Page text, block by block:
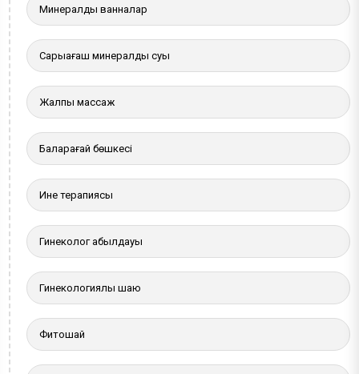
Минералды ванналар
Сарыағаш минералды суы
Жалпы массаж
Балқарағай бөшкесі
Ине терапиясы
Гинеколог қабылдауы
Гинекологиялық шаю
Фитошай